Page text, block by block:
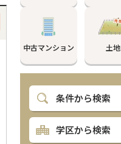
中古マンション 土地
条件から検索
学区から検索